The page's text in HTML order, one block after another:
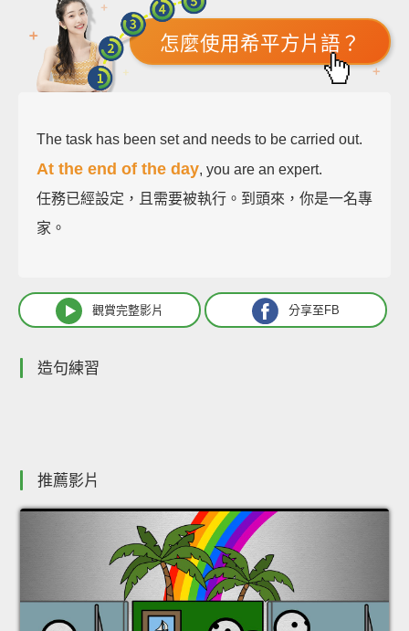
怎麼使用希平方片語？
The task has been set and needs to be carried out.
At the end of the day, you are an expert.
任務已經設定，且需要被執行。到頭來，你是一名專
家。
觀賞完整影片 分享至FB
造句練習
推薦影片